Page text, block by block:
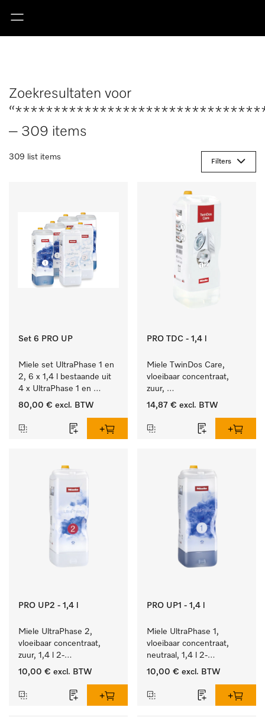
Zoekresultaten voor
– 309 items
309 list items
Filters
Set 6 PRO UP
Miele set UltraPhase 1 en
2, 6 x 1,4 l bestaande uit
4 x UltraPhase 1 en
2 x UltraPhase 2.
80,00 € excl. BTW
PRO TDC - 1,4 l
Miele TwinDos Care,
vloeibaar concentraat,
zuur,
1,4 l Reinigingsmiddel
doseersysteem.
14,87 € excl. BTW
PRO UP2 - 1,4 l
Miele UltraPhase 2,
vloeibaar concentraat,
zuur, 1,4 l 2-
componentenwasmiddel
wasgoed.
10,00 € excl. BTW
PRO UP1 - 1,4 l
Miele UltraPhase 1,
vloeibaar concentraat,
neutraal, 1,4 l 2-
componentenwasmiddel
wasgoed.
10,00 € excl. BTW